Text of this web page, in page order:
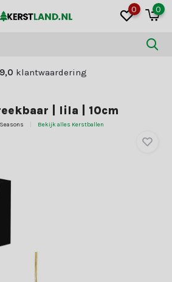
0 0
9,0 klantwaardering
| lila | 10cm
Bekijk alles Kerstballen